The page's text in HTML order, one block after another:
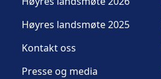
Høyres landsmøte 2025
Kontakt oss
Presse og media